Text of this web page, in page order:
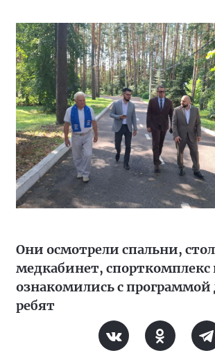
Они осмотрели спальни,
медкабинет, спорткомплекс
ознакомились с программой
ребят